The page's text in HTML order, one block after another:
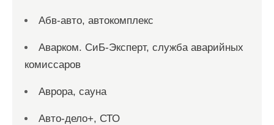
Абв-авто, автокомплекс
Аварком. СиБ-Эксперт, служба аварийных
комиссаров
Аврора, сауна
Авто-дело+, СТО